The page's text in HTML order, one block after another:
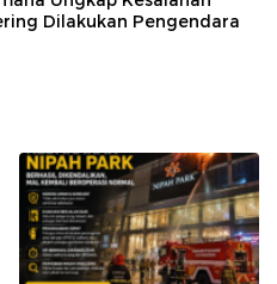
Dilakukan Pengendara